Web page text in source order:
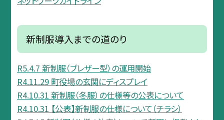
新制服導入までの道のり
R5.4.7 新制服（ブレザー型）の運用開始
R4.11.29 町役場の玄関にディスプレイ
R4.10.31 新制服（冬服）の仕様等の公表について
R4.10.31 【公表】新制服の仕様について（チラシ）